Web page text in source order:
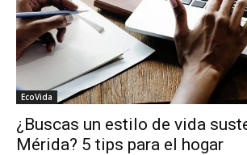
EcoVida
¿Buscas un estilo de vida
Mérida? 5 tips para el hogar